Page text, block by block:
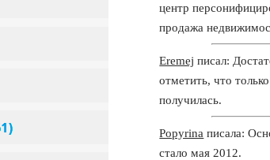
центр
продажа
Eremej писал:
отметить, что
получилась.
Popyrina писала:
стало мая 2012.